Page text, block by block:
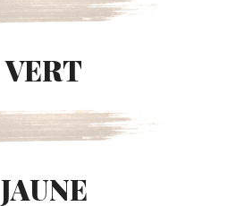
VERT
JAUNE